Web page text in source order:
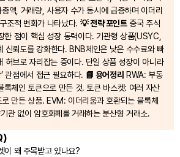
액, 거래량, 사용자 수가 동시에 급증하며 이더리
조적 변화가 나타났다. 💡 전략 포인트중국 주식
한 점이 핵심 성장 동력이다. 기관형 상품(USYC,
신뢰도를 강화한다. BNB체인은 낮은 수수료와 빠
허브로 자리잡는 중이다. 단일 상품 성장이 아니라
관점에서 접근 필요하다. 📘 용어정리 RWA: 부동
록체인 토큰으로 만든 것. 토큰 바스켓: 여러 자산
만든 상품. EVM: 이더리움과 호환되는 블록체
관 없이 암호화폐를 거래하는 분산형 거래소.
이 왜 주목받고 있나요?